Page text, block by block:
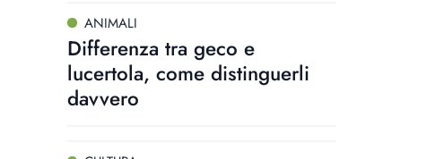
ANIMALI
Differenza tra geco e
lucertola, come distinguerli
davvero